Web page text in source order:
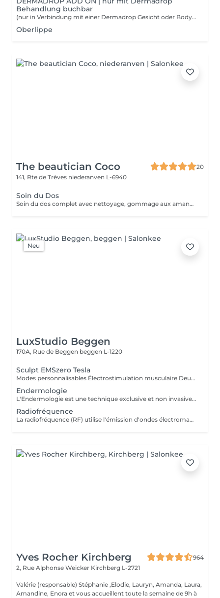
Behandlung buchbar
(nur in Verbindung mit einer Dermadrop Gesicht oder Body Behandlung buchbar) HÄNDE: Die Nailcure TDA mit Urea und Milchsäure ist die Soforthilfe für trockene, strapazierte Hände. Sie bietet empfindlicher Nagelhaut Schutz, stärkt und kräftigt die Nägel und unterstützt das Wachstum gesunder Nägel. FÜSSE: Intensive Feuchtigkeit und tiefenwirksame, nachhaltige Pflege für Ihre Füße. Perfekt zubuchbar zu einer Pediküre oder einer Dermadrop Gesicht oder Body Behandlung. KOPFHAUT: Bei dieser Behandlung werden die Haarwurzeln regeneriert, das gesunde Haarwachstum gefördert und Haarausfall vorgebeugt. Dünnes und mittelstarkes Haar wird voluminisiert und das Haar erhält einen seidigen Glanz.
Oberlippe
The beautician Coco
20
141, Rte de Trèves niederanven L-6940
Soin du Dos
Soin du dos complet avec nettoyage, gommage aux amandes, extraction des petits points noir, massage relaxant et masque détox.
Neu
LuxStudio Beggen
170A, Rue de Beggen beggen L-1220
Sculpt EMSzero Tesla
Modes personnalisables Électrostimulation musculaire Deux poignées indépendantes : contrôlez la puissance indépendamment, permettant des entraînements synchronisés ou individualisés Sûr et non invasif : notre machine est exempte de courant, d'hyperthermie, de rayonnement et ne nécessite aucune période de récupération. Brûlage de graisse et développement musculaire sans effort Gain de temps et d'efforts : seulement 30 minutes d'utilisation équivalent à 30 000 contractions musculaires, l'équivalent d'innombrables rouleaux de ventre ou squats.
Endermologie
L'Endermologie est une technique exclusive et non invasive qui permet de remodeler votre silhouette, de lisser la cellulite et d'améliorer globalement la tonicité de la peau.
Radiofréquence
La radiofréquence (RF) utilise l'émission d'ondes électromagnétiques à très haute fréquence, pour cibler la peau. La technologie RF permet ainsi de raffermir sa peau et de réduire des tissus graisseux, afin de redessiner des contours touchés par un affaissement cutané et un relâchement de la peau.
Yves Rocher Kirchberg
964
2, Rue Alphonse Weicker Kirchberg L-2721
Valérie (responsable) Stéphanie ,Elodie, Lauryn, Amanda, Laura,
Amandine, Enora et vous accueillent toute la semaine de 9h à